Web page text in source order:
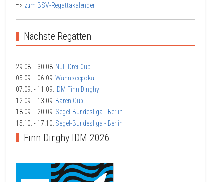
=> zum BSV-Regattakalender
Nächste Regatten
29.08. - 30.08. Null-Drei-Cup
05.09. - 06.09. Wannseepokal
07.09. - 11.09. IDM Finn Dinghy
12.09. - 13.09. Bären Cup
18.09. - 20.09. Segel-Bundesliga - Berlin
15.10. - 17.10. Segel-Bundesliga - Berlin
Finn Dinghy IDM 2026